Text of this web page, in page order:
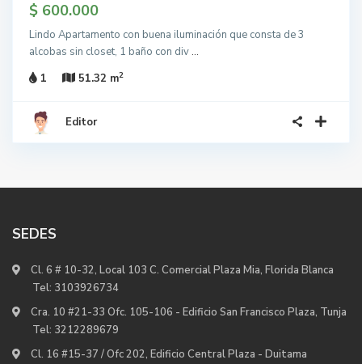
$ 600.000
Lindo Apartamento con buena iluminación que consta de 3
alcobas sin closet, 1 baño con div...
1
51.32 m2
Editor
SEDES
Cl. 6 # 10-32, Local 103 C. Comercial Plaza Mia, Florida Blanca
Tel: 3103926734
Cra. 10 #21-33 Ofc. 105-106 - Edificio San Francisco Plaza, Tunja
Tel: 3212289679
Cl. 16 #15-37 / Ofc 202, Edificio Central Plaza - Duitama